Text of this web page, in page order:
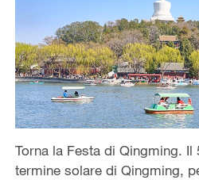
Torna la Festa di Qingming. Il
termine solare di Qingming,